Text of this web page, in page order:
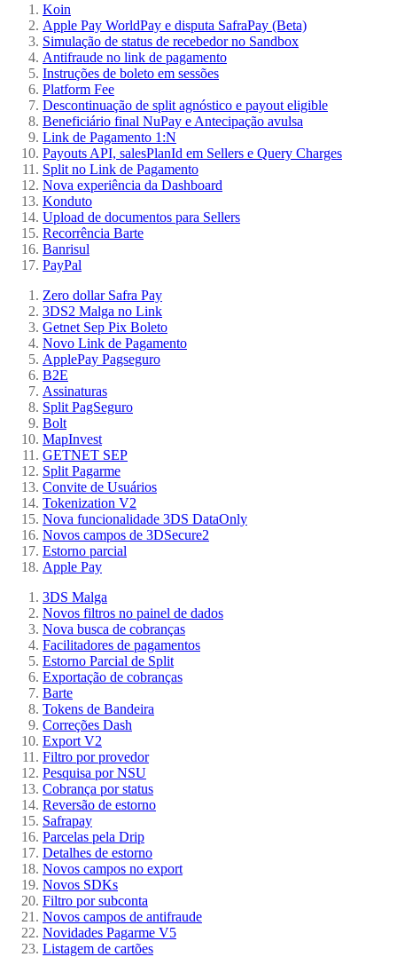
Koin
Apple Pay WorldPay e disputa SafraPay (Beta)
Simulação de status de recebedor no Sandbox
Antifraude no link de pagamento
Instruções de boleto em sessões
Platform Fee
Descontinuação de split agnóstico e payout eligible
Beneficiário final NuPay e Antecipação avulsa
Link de Pagamento 1:N
Payouts API, salesPlanId em Sellers e Query Charges
Split no Link de Pagamento
Nova experiência da Dashboard
Konduto
Upload de documentos para Sellers
Recorrência Barte
Banrisul
PayPal
Zero dollar Safra Pay
3DS2 Malga no Link
Getnet Sep Pix Boleto
Novo Link de Pagamento
ApplePay Pagseguro
B2E
Assinaturas
Split PagSeguro
Bolt
MapInvest
GETNET SEP
Split Pagarme
Convite de Usuários
Tokenization V2
Nova funcionalidade 3DS DataOnly
Novos campos de 3DSecure2
Estorno parcial
Apple Pay
3DS Malga
Novos filtros no painel de dados
Nova busca de cobranças
Facilitadores de pagamentos
Estorno Parcial de Split
Exportação de cobranças
Barte
Tokens de Bandeira
Correções Dash
Export V2
Filtro por provedor
Pesquisa por NSU
Cobrança por status
Reversão de estorno
Safrapay
Parcelas pela Drip
Detalhes de estorno
Novos campos no export
Novos SDKs
Filtro por subconta
Novos campos de antifraude
Novidades Pagarme V5
Listagem de cartões